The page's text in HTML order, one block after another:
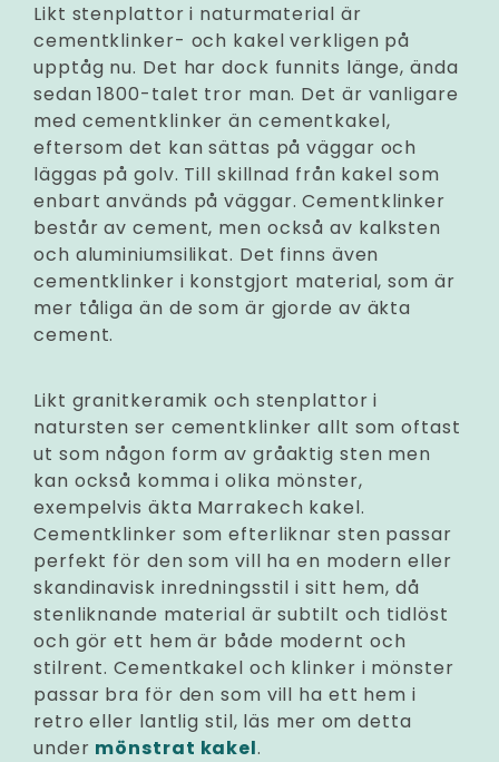
Likt stenplattor i naturmaterial är
cementklinker- och kakel verkligen på
upptåg nu. Det har dock funnits länge, ända
sedan 1800-talet tror man. Det är vanligare
med cementklinker än cementkakel,
eftersom det kan sättas på väggar och
läggas på golv. Till skillnad från kakel som
enbart används på väggar. Cementklinker
består av cement, men också av kalksten
och aluminiumsilikat. Det finns även
cementklinker i konstgjort material, som är
mer tåliga än de som är gjorde av äkta
cement.
Likt granitkeramik och stenplattor i
natursten ser cementklinker allt som oftast
ut som någon form av gråaktig sten men
kan också komma i olika mönster,
exempelvis äkta Marrakech kakel.
Cementklinker som efterliknar sten passar
perfekt för den som vill ha en modern eller
skandinavisk inredningsstil i sitt hem, då
stenliknande material är subtilt och tidlöst
och gör ett hem är både modernt och
stilrent. Cementkakel och klinker i mönster
passar bra för den som vill ha ett hem i
retro eller lantlig stil, läs mer om detta
under mönstrat kakel.